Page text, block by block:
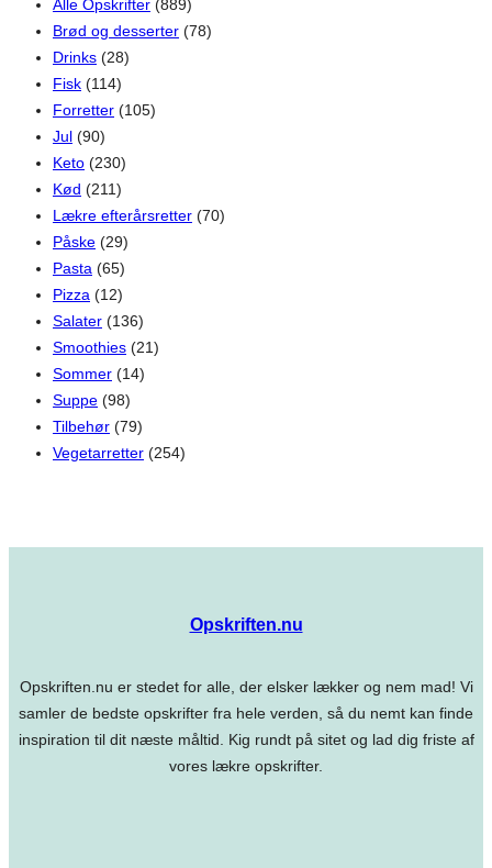
Alle Opskrifter (889)
Brød og desserter (78)
Drinks (28)
Fisk (114)
Forretter (105)
Jul (90)
Keto (230)
Kød (211)
Lækre efterårsretter (70)
Påske (29)
Pasta (65)
Pizza (12)
Salater (136)
Smoothies (21)
Sommer (14)
Suppe (98)
Tilbehør (79)
Vegetarretter (254)
Opskriften.nu
Opskriften.nu er stedet for alle, der elsker lækker og nem mad! Vi
samler de bedste opskrifter fra hele verden, så du nemt kan finde
inspiration til dit næste måltid. Kig rundt på sitet og lad dig friste af
vores lækre opskrifter.